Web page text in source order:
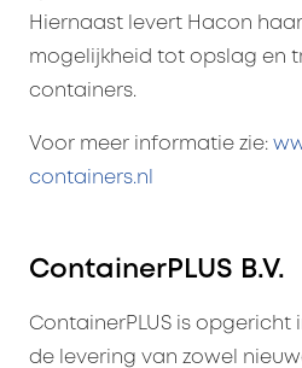
Hiernaast levert Hacon
mogelijkheid tot opslag en
containers.
Voor meer informatie zie:
containers.nl
ContainerPLUS B.V.
ContainerPLUS is opgericht
de levering van zowel